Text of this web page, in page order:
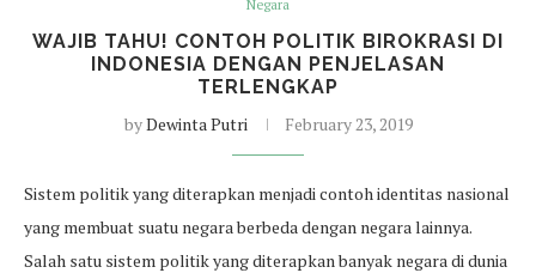
Negara
WAJIB TAHU! CONTOH POLITIK BIROKRASI DI
INDONESIA DENGAN PENJELASAN
TERLENGKAP
byDewinta Putri February 23, 2019
Sistem politik yang diterapkan menjadi contoh identitas nasional
yang membuat suatu negara berbeda dengan negara lainnya.
Salah satu sistem politik yang diterapkan banyak negara di dunia